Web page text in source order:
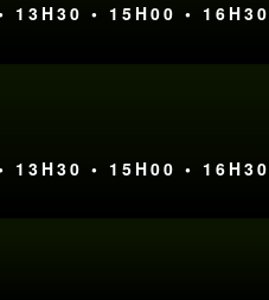
13H30 • 15H00 • 16H30
13H30 • 15H00 • 16H30